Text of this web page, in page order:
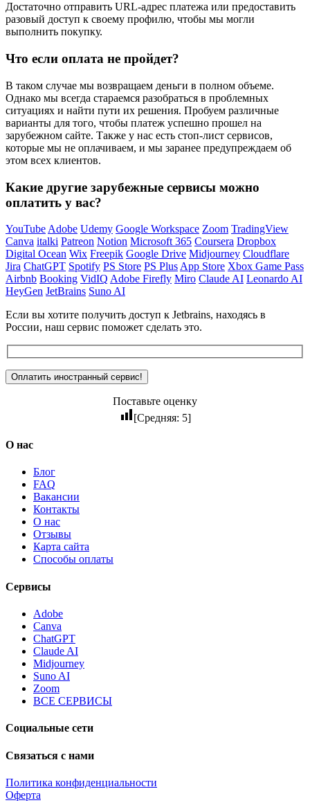
Достаточно отправить URL-адрес платежа или предоставить
разовый доступ к своему профилю, чтобы мы могли
выполнить покупку.
Что если оплата не пройдет?
В таком случае мы возвращаем деньги в полном объеме.
Однако мы всегда стараемся разобраться в проблемных
ситуациях и найти пути их решения. Пробуем различные
варианты для того, чтобы платеж успешно прошел на
зарубежном сайте. Также у нас есть стоп-лист сервисов,
которые мы не оплачиваем, и мы заранее предупреждаем об
этом всех клиентов.
Какие другие зарубежные сервисы можно
оплатить у вас?
YouTube Adobe Udemy Google Workspace Zoom TradingView
Canva italki Patreon Notion Microsoft 365 Coursera Dropbox
Digital Ocean Wix Freepik Google Drive Midjourney Cloudflare
Jira ChatGPT Spotify PS Store PS Plus App Store Xbox Game Pass
Airbnb Booking VidIQ Adobe Firefly Miro Claude AI Leonardo AI
HeyGen JetBrains Suno AI
Если вы хотите получить доступ к Jetbrains, находясь в
России, наш сервис поможет сделать это.
Поставьте оценку
[Средняя: 5]
О нас
Блог
FAQ
Вакансии
Контакты
О нас
Отзывы
Карта сайта
Способы оплаты
Сервисы
Adobe
Canva
ChatGPT
Claude AI
Midjourney
Suno AI
Zoom
ВСЕ СЕРВИСЫ
Социальные сети
Связаться с нами
Политика конфиденциальности
Оферта